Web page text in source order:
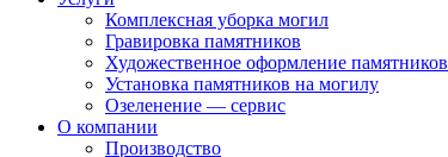
Комплексная уборка могил
Гравировка памятников
Художественное оформление памятников
Установка памятников на могилу
Озеленение — сервис
О компании
Производство